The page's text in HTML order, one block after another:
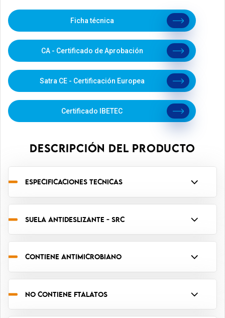
Ficha técnica
CA - Certificado de Aprobación
Satra CE - Certificación Europea
Certificado IBETEC
DESCRIPCIÓN DEL PRODUCTO
ESPECIFICACIONES TECNICAS
SUELA ANTIDESLIZANTE - SRC
CONTIENE ANTIMICROBIANO
NO CONTIENE FTALATOS